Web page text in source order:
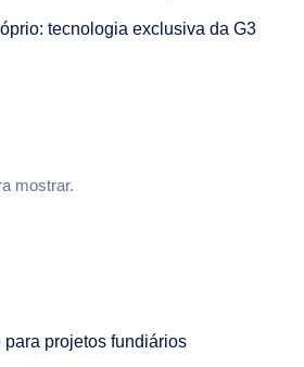
tecnologia exclusiva da G3
mostrar.
projetos fundiários